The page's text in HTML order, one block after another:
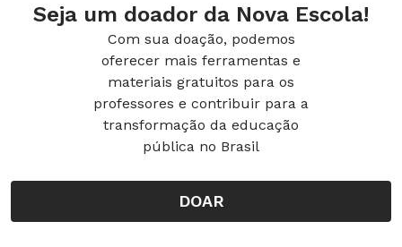
Seja um doador da Nova Escola!
Com sua doação, podemos
oferecer mais ferramentas e
materiais gratuitos para os
professores e contribuir para a
transformação da educação
pública no Brasil
DOAR